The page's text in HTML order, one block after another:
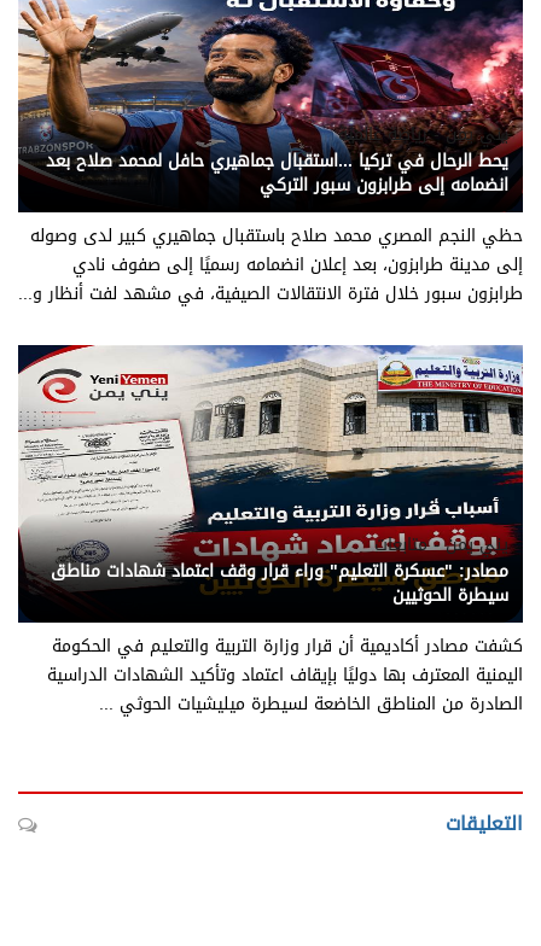
يني يمن - رياضة عالمية
يحط الرحال في تركيا ...استقبال جماهيري حافل لمحمد صلاح بعد
انضمامه إلى طرابزون سبور التركي
حظي النجم المصري محمد صلاح باستقبال جماهيري كبير لدى وصوله
إلى مدينة طرابزون، بعد إعلان انضمامه رسميًا إلى صفوف نادي
طرابزون سبور خلال فترة الانتقالات الصيفية، في مشهد لفت أنظار و...
يني يمن - متابعات
مصادر: "عسكرة التعليم" وراء قرار وقف اعتماد شهادات مناطق
سيطرة الحوثيين
كشفت مصادر أكاديمية أن قرار وزارة التربية والتعليم في الحكومة
اليمنية المعترف بها دوليًا بإيقاف اعتماد وتأكيد الشهادات الدراسية
الصادرة من المناطق الخاضعة لسيطرة ميليشيات الحوثي ...
التعليقات